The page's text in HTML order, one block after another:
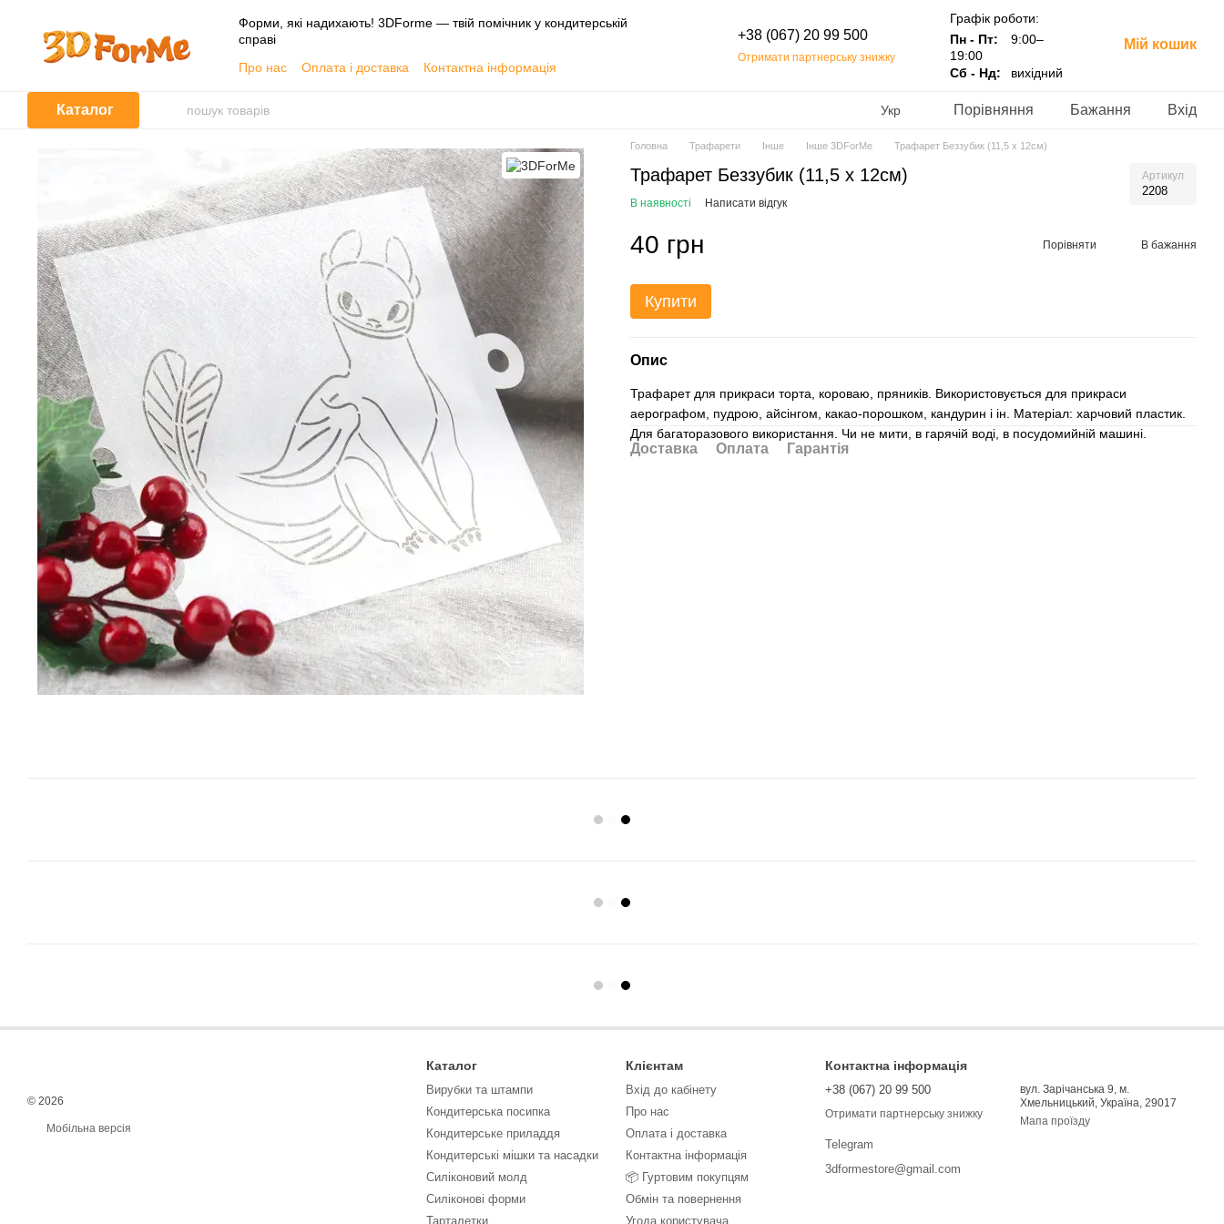
Форми, які надихають! 3DForme — твій помічник у кондитерській
справі
Про нас
Оплата і доставка
Контактна інформація
Угода користувача
+38 (067) 20 99 500
Отримати партнерську знижку
Графік роботи:
Пн - Пт:
9:00–
19:00
Сб - Нд:
вихідний
Мій кошик
Каталог Укр Порівняння Бажання Вхід
Головна Трафарети Інше Інше 3DForMe Трафарет Беззубик (11,5 х 12см)
Трафарет Беззубик (11,5 х 12см) Артикул
2208
В наявності Написати відгук
40 грн Порівняти В бажання
Купити
Опис
Трафарет для прикраси торта, короваю, пряників. Використовується для прикраси
аерографом, пудрою, айсінгом, какао-порошком, кандурин і ін. Матеріал: харчовий пластик.
Для багаторазового використання. Чи не мити, в гарячій воді, в посудомийній машині.
Доставка Оплата Гарантія
© 2026
Мобільна версія
Каталог
Вирубки та штампи
Кондитерська посипка
Кондитерське приладдя
Кондитерські мішки та насадки
Силіконовий молд
Силіконові форми
Тарталетки
Клієнтам
Вхід до кабінету
Про нас
Оплата і доставка
Контактна інформація
📦 Гуртовим покупцям
Обмін та повернення
Угода користувача
Контактна інформація
+38 (067) 20 99 500
Отримати партнерську знижку
Telegram
3dformestore@gmail.com
вул. Зарічанська 9, м.
Хмельницький, Україна, 29017
Мапа проїзду